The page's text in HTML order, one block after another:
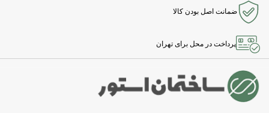
ضمانت اصل بودن کالا
پرداخت در محل برای تهران